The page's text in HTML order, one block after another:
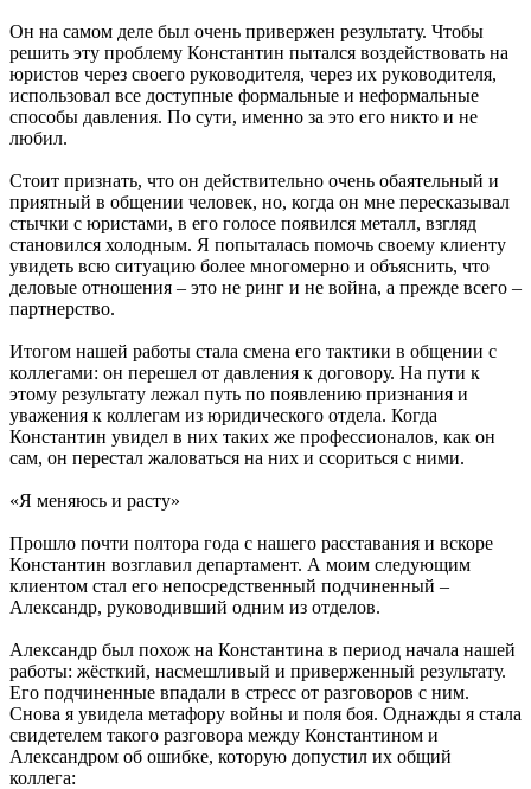
Он на самом деле был очень привержен результату. Чтобы
решить эту проблему Константин пытался воздействовать на
юристов через своего руководителя, через их руководителя,
использовал все доступные формальные и неформальные
способы давления. По сути, именно за это его никто и не
любил.
Стоит признать, что он действительно очень обаятельный и
приятный в общении человек, но, когда он мне пересказывал
стычки с юристами, в его голосе появился металл, взгляд
становился холодным. Я попыталась помочь своему клиенту
увидеть всю ситуацию более многомерно и объяснить, что
деловые отношения – это не ринг и не война, а прежде всего –
партнерство.
Итогом нашей работы стала смена его тактики в общении с
коллегами: он перешел от давления к договору. На пути к
этому результату лежал путь по появлению признания и
уважения к коллегам из юридического отдела. Когда
Константин увидел в них таких же профессионалов, как он
сам, он перестал жаловаться на них и ссориться с ними.
«Я меняюсь и расту»
Прошло почти полтора года с нашего расставания и вскоре
Константин возглавил департамент. А моим следующим
клиентом стал его непосредственный подчиненный –
Александр, руководивший одним из отделов.
Александр был похож на Константина в период начала нашей
работы: жёсткий, насмешливый и приверженный результату.
Его подчиненные впадали в стресс от разговоров с ним.
Снова я увидела метафору войны и поля боя. Однажды я стала
свидетелем такого разговора между Константином и
Александром об ошибке, которую допустил их общий
коллега: